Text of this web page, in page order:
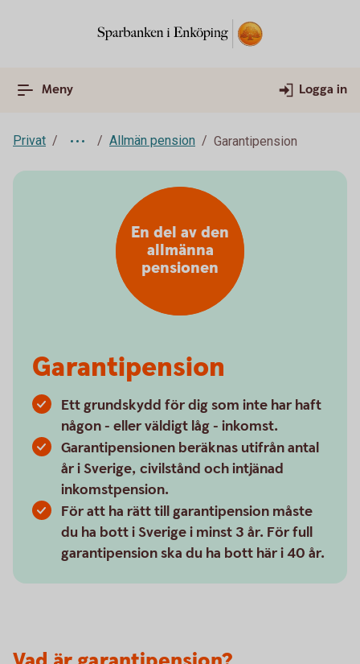
Meny Logga in
Privat Allmän pension Garantipension
Garantipension
Ett grundskydd för dig som inte har haft
någon - eller väldigt låg - inkomst.
Garantipensionen beräknas utifrån antal
år i Sverige, civilstånd och intjänad
inkomstpension.
För att ha rätt till garantipension måste
du ha bott i Sverige i minst 3 år. För full
garantipension ska du ha bott här i 40 år.
En del av den
allmänna
pensionen